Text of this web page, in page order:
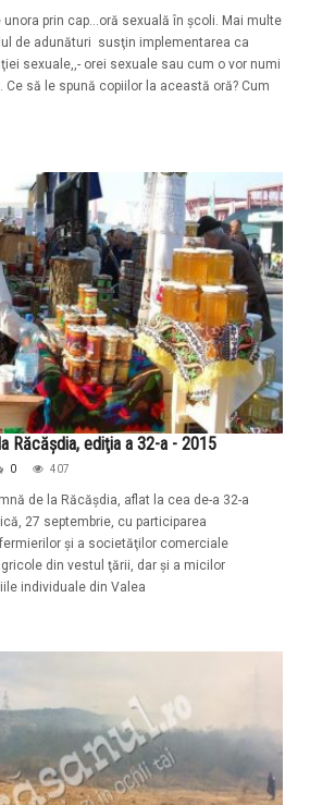
prin cap...oră sexuală în şcoli. Mai multe
de adunături susţin implementarea ca
sexuale,,- orei sexuale sau cum o vor numi
să le spună copiilor la această oră? Cum
Răcăşdia, ediţia a 32-a - 2015
0 407
de la Răcăşdia, aflat la cea de-a 32-a
27 septembrie, cu participarea
şi a societăţilor comerciale
din vestul ţării, dar şi a micilor
individuale din Valea